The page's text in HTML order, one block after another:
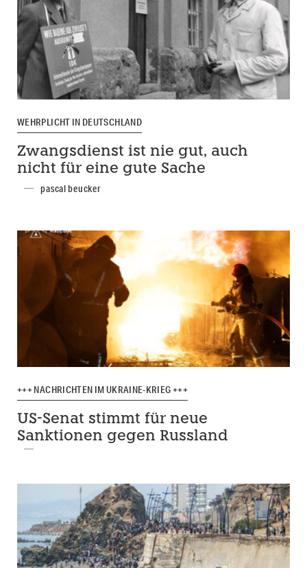
WEHRPLICHT IN DEUTSCHLAND
Zwangsdienst ist nie gut, auch
nicht für eine gute Sache
pascal beucker
+++ NACHRICHTEN IM UKRAINE-KRIEG +++
US-Senat stimmt für neue
Sanktionen gegen Russland